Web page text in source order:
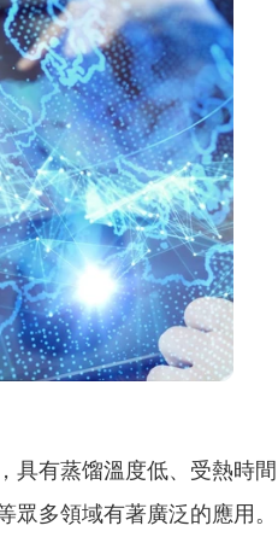
具有蒸馏溫度低、受熱時間
多領域有著廣泛的應用。